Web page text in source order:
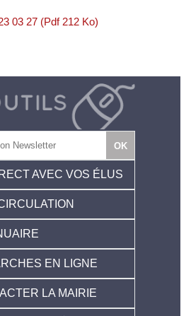
03 27 (Pdf 212 Ko)
AVEC VOS ÉLUS
EN LIGNE
LA MAIRIE